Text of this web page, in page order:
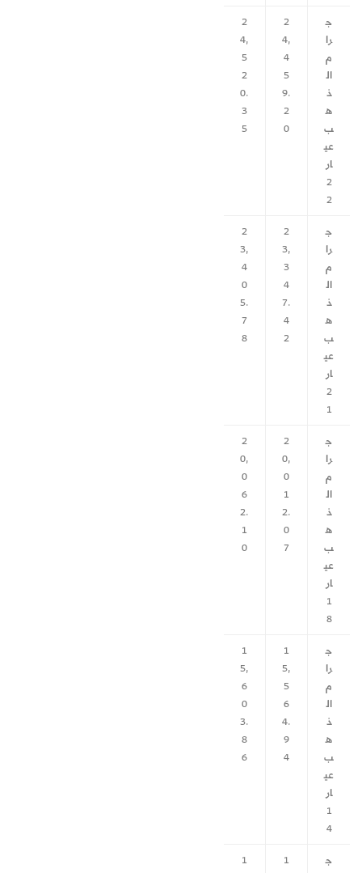
ج
را
م
ال
ذ
ه
ب
عي
ار
2
2
2
4,
4
5
9.
2
0
2
4,
5
2
0.
3
5
ج
را
م
ال
ذ
ه
ب
عي
ار
2
1
2
3,
3
4
7.
4
2
2
3,
4
0
5.
7
8
ج
را
م
ال
ذ
ه
ب
عي
ار
1
8
2
0,
0
1
2.
0
7
2
0,
0
6
2.
1
0
ج
را
م
ال
ذ
ه
ب
عي
ار
1
4
1
5,
5
6
4.
9
4
1
5,
6
0
3.
8
6
ج
1
1